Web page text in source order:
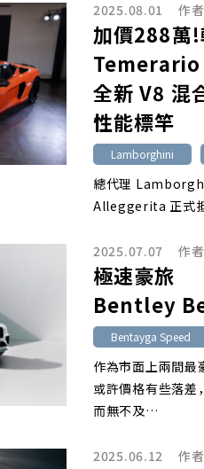
2025.08.01 作者
加價288
Temerario
全新 V8 混
性能標竿
Lamborghini
總代理
Alleggerita 正式
2025.07.07 作者
極速豪旅
Bentley
Bentayga Speed
作為市面上兩間
或許價格有些落差
而無不及…
2025.06.12 作者